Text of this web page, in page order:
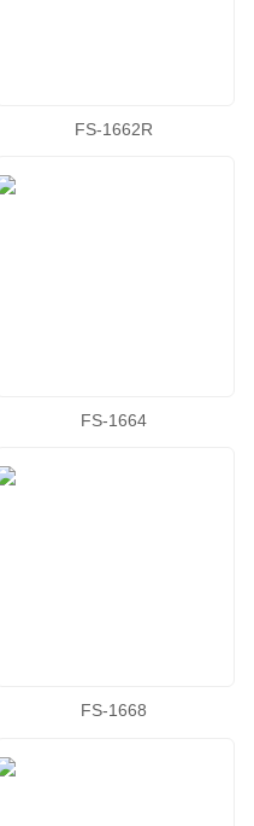
FS-1662R
FS-1664
FS-1668